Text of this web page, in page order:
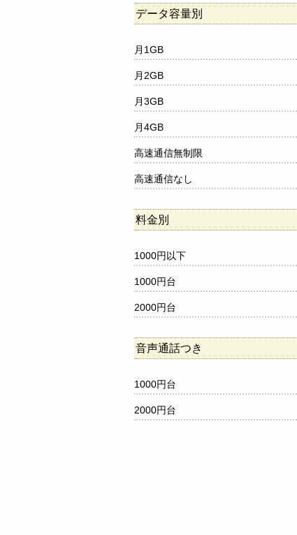
データ容量別
月1GB
月2GB
月3GB
月4GB
高速通信無制限
高速通信なし
料金別
1000円以下
1000円台
2000円台
音声通話つき
1000円台
2000円台